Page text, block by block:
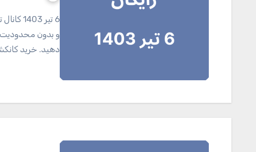
6 تیر 1403 کانال تلگرامی V2ray.tel برای خرید اکانت اختصاصی
و بدون محدودیت
دهید. خرید